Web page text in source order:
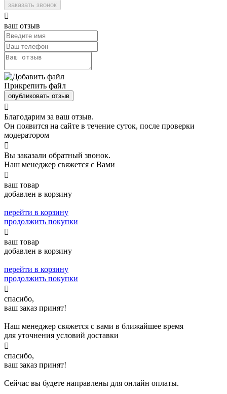
заказать звонок

ваш отзыв
Прикрепить файл
опубликовать отзыв

Благодарим за ваш отзыв.
Он появится на сайте в течение суток, после проверки
модератором

Вы заказали обратный звонок.
Наш менеджер свяжется с Вами

ваш товар
добавлен в корзину
перейти в корзину
продолжить покупки

ваш товар
добавлен в корзину
перейти в корзину
продолжить покупки

спасибо,
ваш заказ принят!
Наш менеджер свяжется с вами в ближайшее время
для уточнения условий доставки

спасибо,
ваш заказ принят!
Сейчас вы будете направлены для онлайн оплаты.